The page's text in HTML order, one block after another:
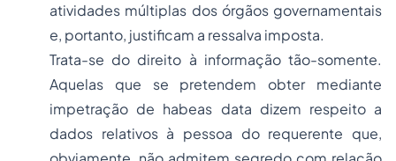
atividades múltiplas dos órgãos governamentais
e, portanto, justificam a ressalva imposta.
Trata-se do direito à informação tão-somente.
Aquelas que se pretendem obter mediante
impetração de habeas data dizem respeito a
dados relativos à pessoa do requerente que,